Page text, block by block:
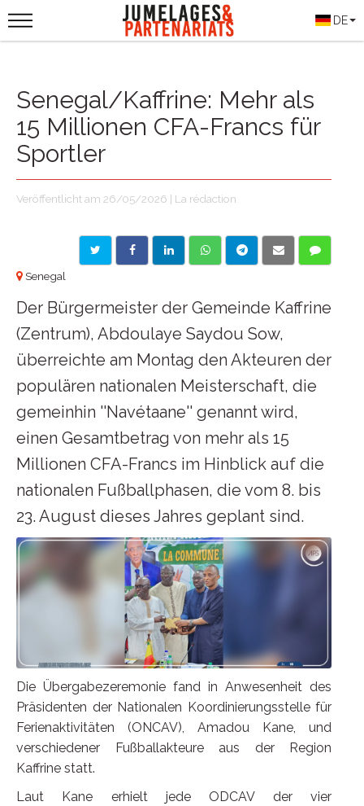
DE
Senegal/Kaffrine: Mehr als
15 Millionen CFA-Francs für
Sportler
Veröffentlicht am 26/05/2026 | La rédaction
Senegal
Der Bürgermeister der Gemeinde Kaffrine
(Zentrum), Abdoulaye Saydou Sow,
überreichte am Montag den Akteuren der
populären nationalen Meisterschaft, die
gemeinhin ''Navétaane'' genannt wird,
einen Gesamtbetrag von mehr als 15
Millionen CFA-Francs im Hinblick auf die
nationalen Fußballphasen, die vom 8. bis
23. August dieses Jahres geplant sind.
Die Übergabezeremonie fand in Anwesenheit des
Präsidenten der Nationalen Koordinierungsstelle für
Ferienaktivitäten (ONCAV), Amadou Kane, und
verschiedener Fußballakteure aus der Region
Kaffrine statt.
Laut Kane erhielt jede ODCAV der vier